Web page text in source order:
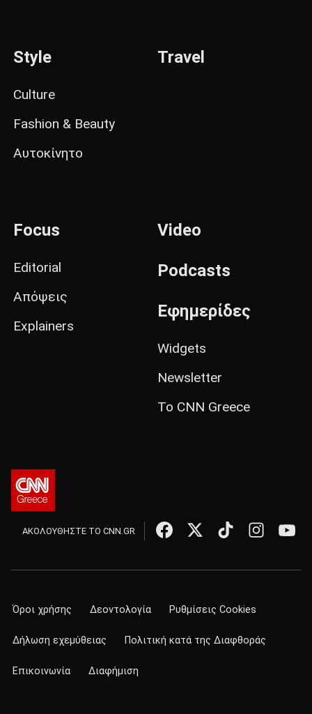
Style
Culture
Fashion & Beauty
Αυτοκίνητο
Travel
Focus
Editorial
Απόψεις
Explainers
Video
Podcasts
Εφημερίδες
Widgets
Newsletter
Το CNN Greece
ΑΚΟΛΟΥΘΗΣΤΕ ΤΟ CNN.GR
Όροι χρήσης Δεοντολογία Ρυθμίσεις Cookies
Δήλωση εχεμύθειας Πολιτική κατά της Διαφθοράς
Επικοινωνία Διαφήμιση